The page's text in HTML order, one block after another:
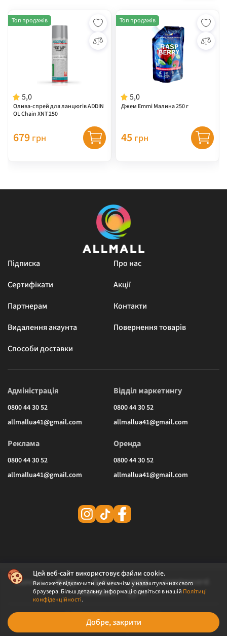
5,0
Олива-спрей для ланцюгів ADDIN
OL Chain XNT 250
Топ продажів
679 грн
5,0
Джем Emmi Малина 250 г
Топ продажів
45 грн
Цей веб-сайт використовує файли cookie.
Ви можете відключити цей механізм у налаштуваннях свого
браузера. Більш детальну інформацію дивіться в нашій Політиці
конфіденційності.
Добре, закрити
Підписка
Про нас
Сертифікати
Акції
Партнерам
Контакти
Видалення акаунта
Повернення товарів
Способи доставки
Адміністрація
0800 44 30 52
allmallua41@gmail.com
Відділ маркетингу
0800 44 30 52
allmallua41@gmail.com
Реклама
0800 44 30 52
allmallua41@gmail.com
Оренда
0800 44 30 52
allmallua41@gmail.com
© 2026 ALLMALL. Всі права захищені.
Політика конфіденційності